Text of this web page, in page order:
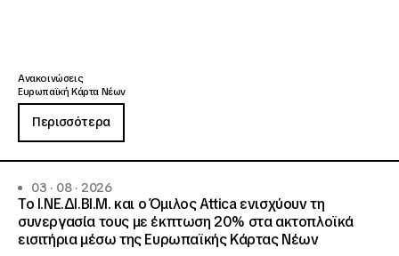
Ανακοινώσεις
Ευρωπαϊκή Κάρτα Νέων
Περισσότερα
03 · 08 · 2026
Το Ι.ΝΕ.ΔΙ.ΒΙ.Μ. και o Όμιλος Attica ενισχύουν τη
συνεργασία τους με έκπτωση 20% στα ακτοπλοϊκά
εισιτήρια μέσω της Ευρωπαϊκής Κάρτας Νέων